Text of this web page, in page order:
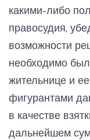
какими-либо
правосудия,
возможности
необходимо
жительнице и
фигурантами
в качестве
дальнейшем